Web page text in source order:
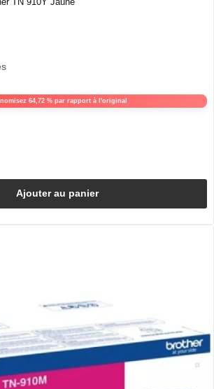
64,72 % par rapport à l'original
Ajouter au panier